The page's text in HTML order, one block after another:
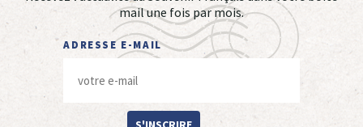
mail une fois par mois.
ADRESSE E-MAIL